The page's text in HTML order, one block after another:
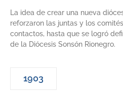
La idea de crear una nueva
reforzaron las juntas y los
contactos, hasta que se logró
de la Diócesis Sonsón Rionegro.
1903